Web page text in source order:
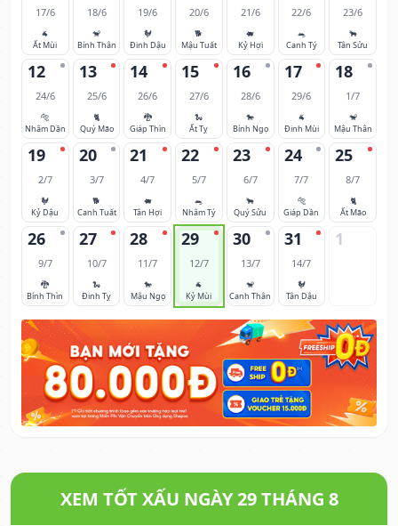
17/6
🐐
Ất Mùi
18/6
🐒
Bính Thân
19/6
🐓
Đinh Dậu
20/6
🐕
Mậu Tuất
21/6
🐖
Kỷ Hợi
22/6
🐀
Canh Tý
23/6
🐂
Tân Sửu
12
24/6
🐅
Nhâm Dần
13
25/6
🐈
Quý Mão
14
26/6
🐉
Giáp Thìn
15
27/6
🐍
Ất Tỵ
16
28/6
🐎
Bính Ngọ
17
29/6
🐐
Đinh Mùi
18
1/7
🐒
Mậu Thân
19
2/7
🐓
Kỷ Dậu
20
3/7
🐕
Canh Tuất
21
4/7
🐖
Tân Hợi
22
5/7
🐀
Nhâm Tý
23
6/7
🐂
Quý Sửu
24
7/7
🐅
Giáp Dần
25
8/7
🐈
Ất Mão
26
9/7
🐉
Bính Thìn
27
10/7
🐍
Đinh Tỵ
28
11/7
🐎
Mậu Ngọ
29
12/7
🐐
Kỷ Mùi
30
13/7
🐒
Canh Thân
31
14/7
🐓
Tân Dậu
1
XEM TỐT XẤU NGÀY 29 THÁNG 8